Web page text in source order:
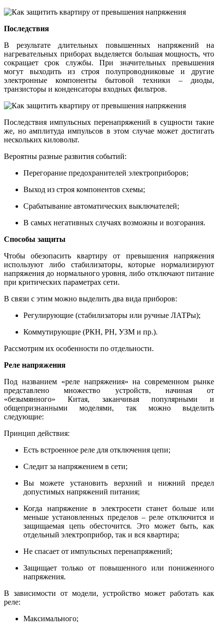
Последствия
В результате длительных повышенных напряжений на
нагревательных приборах выделяется большая мощность, что
сокращает срок службы. При значительных превышения
могут выходить из строя полупроводниковые и другие
электронные компоненты бытовой техники – диоды,
транзисторы и конденсаторы входных фильтров.
Последствия импульсных перенапряжений в сущности такие
же, но амплитуда импульсов в этом случае может достигать
нескольких киловольт.
Вероятны разные развития событий:
Перегорание предохранителей электроприборов;
Выход из строя компонентов схемы;
Срабатывание автоматических выключателей;
В самых негативных случаях возможны и возгорания.
Способы защиты
Чтобы обезопасить квартиру от превышения напряжения
используют либо стабилизаторы, которые нормализируют
напряжения до нормального уровня, либо отключают питание
при критических параметрах сети.
В связи с этим можно выделить два вида приборов:
Регулирующие (стабилизаторы или ручные ЛАТРы);
Коммутирующие (РКН, РН, УЗМ и пр.).
Рассмотрим их особенности по отдельности.
Реле напряжения
Под названием «реле напряжения» на современном рынке
представлено множество устройств, начиная от
«безымянного» Китая, заканчивая популярными и
общепризнанными моделями, так можно выделить
следующие:
Принцип действия:
Есть встроенное реле для отключения цепи;
Следит за напряжением в сети;
Вы можете установить верхний и нижний предел
допустимых напряжений питания;
Когда напряжение в электросети станет больше или
меньше установленных пределов – реле отключится и
защищаемая цепь обесточится. Это может быть, как
отдельный электроприбор, так и вся квартира;
Не спасает от импульсных перенапряжений;
Защищает только от повышенного или пониженного
напряжения.
В зависимости от модели, устройство может работать как
реле:
Максимального;